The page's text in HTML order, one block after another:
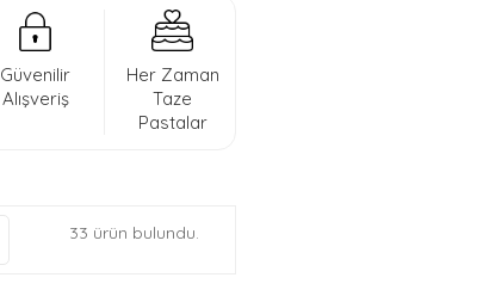
Güvenilir
Alışveriş
Her Zaman
Taze
Pastalar
33 ürün bulundu.